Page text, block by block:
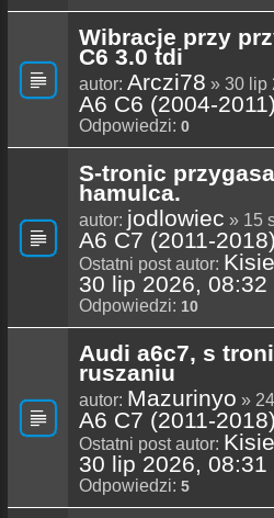
Wibracje przy
C6 3.0 tdi
autor: Arczi78 » 30 lip
A6 C6 (2004-2011)
Odpowiedzi: 0
S-tronic
hamulca.
autor: jodlowiec » 15
A6 C7 (2011-2018)
Ostatni post autor:
30 lip 2026, 08:32
Odpowiedzi: 10
Audi a6c7, s
ruszaniu
autor: Mazurinyo »
A6 C7 (2011-2018)
Ostatni post autor:
30 lip 2026, 08:31
Odpowiedzi: 5